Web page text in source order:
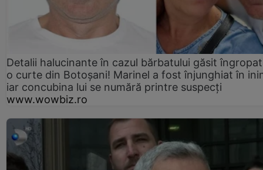
Detalii halucinante în cazul bărbatului găsit
o curte din Botoșani! Marinel a fost înjunghiat în
iar concubina lui se numără printre suspecți
www.wowbiz.ro